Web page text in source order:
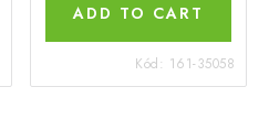
ADD TO CART
Kód: 161-35058